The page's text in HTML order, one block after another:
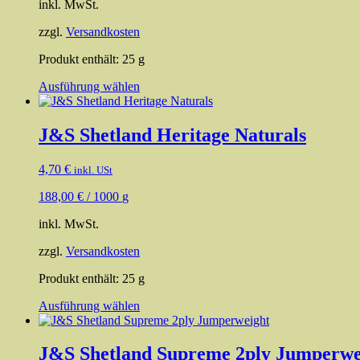
inkl. MwSt.
zzgl. Versandkosten
Produkt enthält: 25 g
Ausführung wählen
Produkt
mehrere
Varianten
gewählt
werden
J&S Shetland Heritage Naturals
4,70 € inkl. USt
188,00 € / 1000 g
inkl. MwSt.
zzgl. Versandkosten
Produkt enthält: 25 g
Ausführung wählen
Produkt
mehrere
J&S Shetland Supreme 2ply